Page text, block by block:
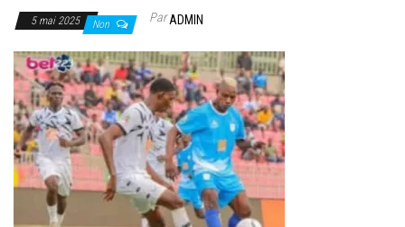
5 mai 2025 Non ParADMIN